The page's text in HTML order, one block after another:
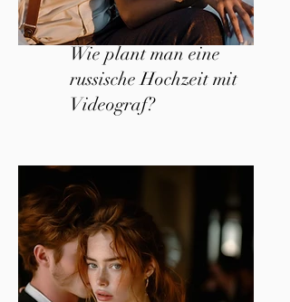
Wie plant man eine
russische Hochzeit mit
Videograf?